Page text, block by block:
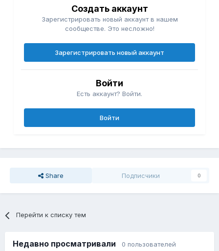
Создать аккаунт
Зарегистрировать новый аккаунт в нашем
сообществе. Это несложно!
Зарегистрировать новый аккаунт
Войти
Есть аккаунт? Войти.
Войти
Share Подписчики 0
Перейти к списку тем
Недавно просматривали 0 пользователей